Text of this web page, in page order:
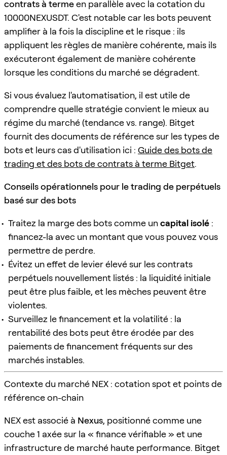
contrats à termeen parallèle avec la cotation du
10000NEXUSDT. C'est notable car les bots peuvent
amplifier à la fois la discipline et le risque : ils
appliquent les règles de manière cohérente, mais ils
exécuteront également de manière cohérente
lorsque les conditions du marché se dégradent.
Si vous évaluez l'automatisation, il est utile de
comprendre quelle stratégie convient le mieux au
régime du marché (tendance vs. range). Bitget
fournit des documents de référence sur les types de
bots et leurs cas d'utilisation ici : Guide des bots de
trading et des bots de contrats à terme Bitget.
Conseils opérationnels pour le trading de perpétuels
basé sur des bots
Traitez la marge des bots comme uncapital isolé :
financez-la avec un montant que vous pouvez vous
permettre de perdre.
Évitez un effet de levier élevé sur les contrats
perpétuels nouvellement listés : la liquidité initiale
peut être plus faible, et les mèches peuvent être
violentes.
Surveillez le financement et la volatilité : la
rentabilité des bots peut être érodée par des
paiements de financement fréquents sur des
marchés instables.
Contexte du marché NEX : cotation spot et points de
référence on-chain
NEX est associé à Nexus, positionné comme une
couche 1 axée sur la « finance vérifiable » et une
infrastructure de marché haute performance. Bitget